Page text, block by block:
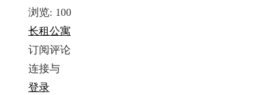
浏览: 100
长租公寓
订阅评论
连接与
登录